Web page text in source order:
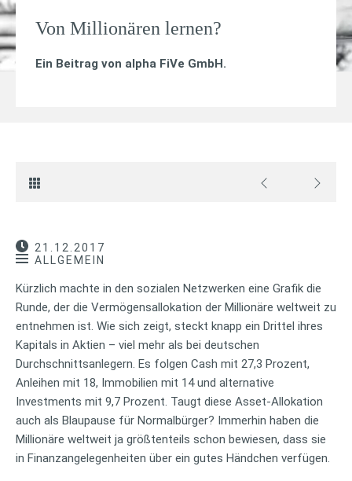
Von Millionären lernen?
Ein Beitrag von alpha FiVe GmbH.
21.12.2017
ALLGEMEIN
Kürzlich machte in den sozialen Netzwerken eine Grafik die
Runde, der die Vermögensallokation der Millionäre weltweit zu
entnehmen ist. Wie sich zeigt, steckt knapp ein Drittel ihres
Kapitals in Aktien – viel mehr als bei deutschen
Durchschnittsanlegern. Es folgen Cash mit 27,3 Prozent,
Anleihen mit 18, Immobilien mit 14 und alternative
Investments mit 9,7 Prozent. Taugt diese Asset-Allokation
auch als Blaupause für Normalbürger? Immerhin haben die
Millionäre weltweit ja größtenteils schon bewiesen, dass sie
in Finanzangelegenheiten über ein gutes Händchen verfügen.